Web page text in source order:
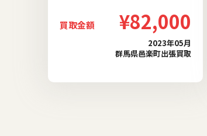
買取金額 ¥82,000
2023年05月
群馬県邑楽町出張買取